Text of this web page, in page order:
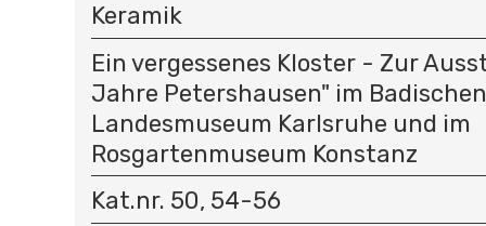
Keramik
Ein vergessenes Kloster - Zur
Jahre Petershausen" im Badischen
Landesmuseum Karlsruhe und im
Rosgartenmuseum Konstanz
Kat.nr. 50, 54-56